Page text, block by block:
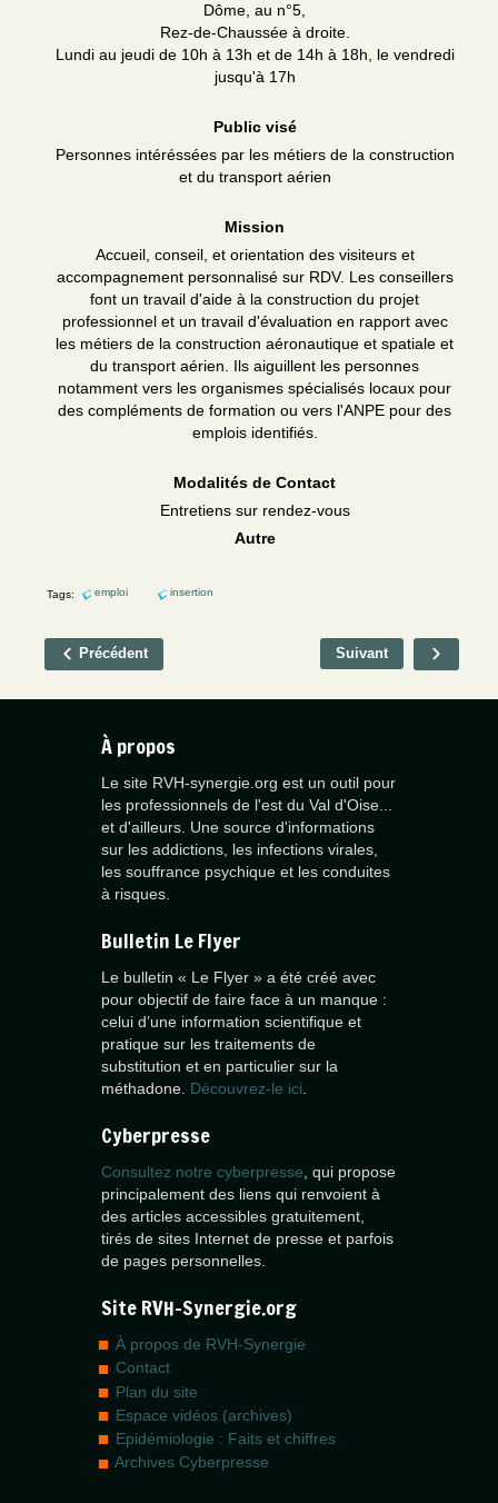
Dôme, au n°5,
Rez-de-Chaussée à droite.
Lundi au jeudi de 10h à 13h et de 14h à 18h, le vendredi
jusqu'à 17h
Public visé
Personnes intéréssées par les métiers de la construction
et du transport aérien
Mission
Accueil, conseil, et orientation des visiteurs et
accompagnement personnalisé sur RDV. Les conseillers
font un travail d'aide à la construction du projet
professionnel et un travail d'évaluation en rapport avec
les métiers de la construction aéronautique et spatiale et
du transport aérien. Ils aiguillent les personnes
notamment vers les organismes spécialisés locaux pour
des compléments de formation ou vers l'ANPE pour des
emplois identifiés.
Modalités de Contact
Entretiens sur rendez-vous
Autre
Tags: emploi insertion
Précédent Suivant
À propos
Le site RVH-synergie.org est un outil pour
les professionnels de l'est du Val d'Oise...
et d'ailleurs. Une source d'informations
sur les addictions, les infections virales,
les souffrance psychique et les conduites
à risques.
Bulletin Le Flyer
Le bulletin « Le Flyer » a été créé avec
pour objectif de faire face à un manque :
celui d’une information scientifique et
pratique sur les traitements de
substitution et en particulier sur la
méthadone. Découvrez-le ici
Cyberpresse
Consultez notre cyberpresse , qui propose
principalement des liens qui renvoient à
des articles accessibles gratuitement,
tirés de sites Internet de presse et parfois
de pages personnelles.
Site RVH-Synergie.org
À propos de RVH-Synergie
Contact
Plan du site
Espace vidéos (archives)
Epidémiologie : Faits et chiffres
Archives Cyberpresse